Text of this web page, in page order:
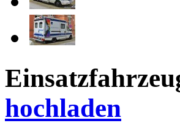
hochladen